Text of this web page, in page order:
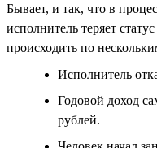
Бывает, и так, что в
исполнитель теряет
происходить по
Исполнитель
Годовой доход
рублей.